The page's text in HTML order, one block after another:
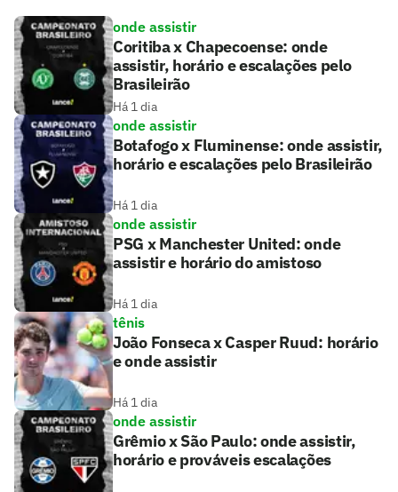
onde assistir
Coritiba x Chapecoense: onde
assistir, horário e escalações pelo
Brasileirão
Há 1 dia
onde assistir
Botafogo x Fluminense: onde assistir,
horário e escalações pelo Brasileirão
Há 1 dia
onde assistir
PSG x Manchester United: onde
assistir e horário do amistoso
Há 1 dia
tênis
João Fonseca x Casper Ruud: horário
e onde assistir
Há 1 dia
onde assistir
Grêmio x São Paulo: onde assistir,
horário e prováveis escalações